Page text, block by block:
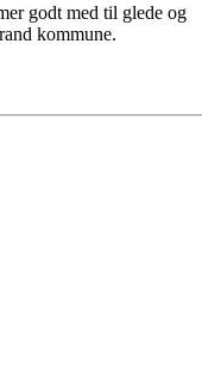
godt med til glede og
kommune.